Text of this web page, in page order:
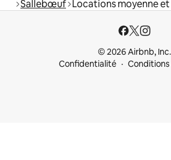
Sallebœuf Locations moyenne
© 2026 Airbnb, Inc.
Confidentialité